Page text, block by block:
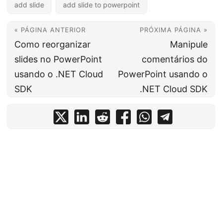
add slide add slide to powerpoint
« PÁGINA ANTERIOR
Como reorganizar
slides no PowerPoint
usando o .NET Cloud
SDK
PRÓXIMA PÁGINA »
Manipule
comentários do
PowerPoint usando o
.NET Cloud SDK